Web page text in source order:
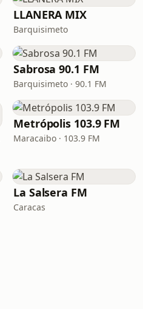
LLANERA MIX
Barquisimeto
Sabrosa 90.1 FM
Barquisimeto · 90.1 FM
Metrópolis 103.9 FM
Maracaibo · 103.9 FM
La Salsera FM
Caracas